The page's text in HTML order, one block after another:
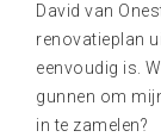
David van
renovatieplan
eenvoudig is.
gunnen om
in te zamelen?